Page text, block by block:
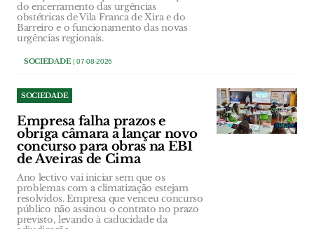
do encerramento das urgências
obstétricas de Vila Franca de Xira e do
Barreiro e o funcionamento das novas
urgências regionais.
SOCIEDADE| 07-08-2026
SOCIEDADE
Empresa falha prazos e
obriga câmara a lançar novo
concurso para obras na EB1
de Aveiras de Cima
Ano lectivo vai iniciar sem que os
problemas com a climatização estejam
resolvidos. Empresa que venceu concurso
público não assinou o contrato no prazo
previsto, levando à caducidade da